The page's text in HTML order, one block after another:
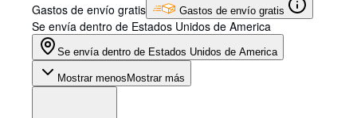
Gastos de envío gratis Gastos de envío gratis
Se envía dentro de Estados Unidos de America
Se envía dentro de Estados Unidos de America
Mostrar menosMostrar más